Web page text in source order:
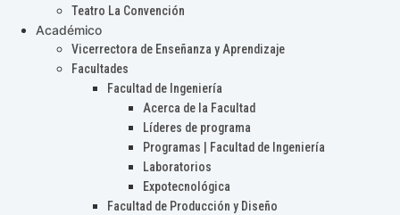
Teatro La Convención
Académico
Vicerrectora de Enseñanza y Aprendizaje
Facultades
Facultad de Ingeniería
Acerca de la Facultad
Líderes de programa
Programas | Facultad de Ingeniería
Laboratorios
Expotecnológica
Facultad de Producción y Diseño